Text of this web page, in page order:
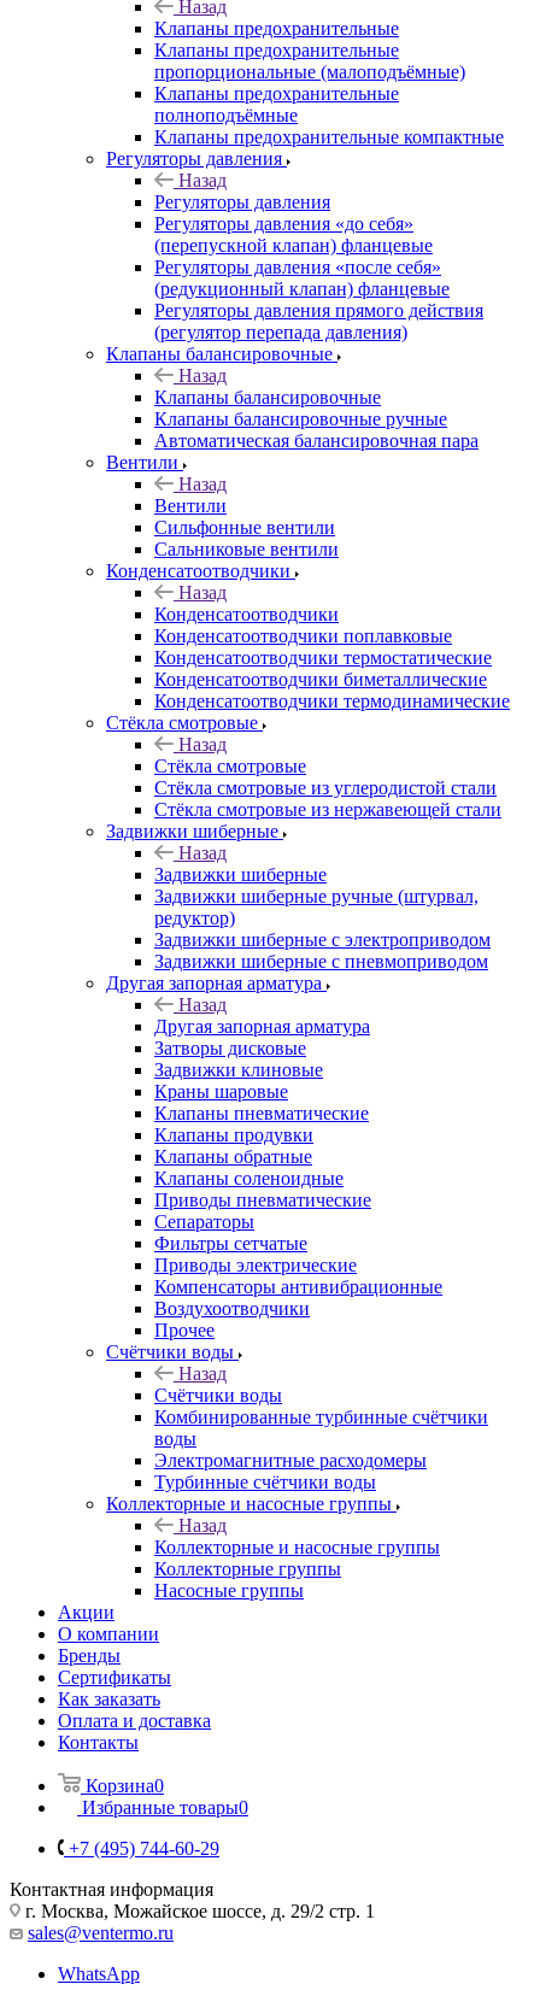
Назад
Клапаны предохранительные
Клапаны предохранительные
пропорциональные (малоподъёмные)
Клапаны предохранительные
полноподъёмные
Клапаны предохранительные компактные
Регуляторы давления
Назад
Регуляторы давления
Регуляторы давления «до себя»
(перепускной клапан) фланцевые
Регуляторы давления «после себя»
(редукционный клапан) фланцевые
Регуляторы давления прямого действия
(регулятор перепада давления)
Клапаны балансировочные
Назад
Клапаны балансировочные
Клапаны балансировочные ручные
Автоматическая балансировочная пара
Вентили
Назад
Вентили
Сильфонные вентили
Сальниковые вентили
Конденсатоотводчики
Назад
Конденсатоотводчики
Конденсатоотводчики поплавковые
Конденсатоотводчики термостатические
Конденсатоотводчики биметаллические
Конденсатоотводчики термодинамические
Стёкла смотровые
Назад
Стёкла смотровые
Стёкла смотровые из углеродистой стали
Стёкла смотровые из нержавеющей стали
Задвижки шиберные
Назад
Задвижки шиберные
Задвижки шиберные ручные (штурвал,
редуктор)
Задвижки шиберные с электроприводом
Задвижки шиберные с пневмоприводом
Другая запорная арматура
Назад
Другая запорная арматура
Затворы дисковые
Задвижки клиновые
Краны шаровые
Клапаны пневматические
Клапаны продувки
Клапаны обратные
Клапаны соленоидные
Приводы пневматические
Сепараторы
Фильтры сетчатые
Приводы электрические
Компенсаторы антивибрационные
Воздухоотводчики
Прочее
Счётчики воды
Назад
Счётчики воды
Комбинированные турбинные счётчики
воды
Электромагнитные расходомеры
Турбинные счётчики воды
Коллекторные и насосные группы
Назад
Коллекторные и насосные группы
Коллекторные группы
Насосные группы
Акции
О компании
Бренды
Сертификаты
Как заказать
Оплата и доставка
Контакты
Корзина0
Избранные товары0
+7 (495) 744-60-29
Контактная информация
г. Москва, Можайское шоссе, д. 29/2 стр. 1
sales@ventermo.ru
WhatsApp